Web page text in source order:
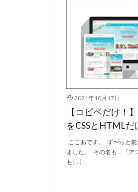
2021年10月17日
【コピペだけ！
をCSSとHTMLだ
ここあです。 ず〜っと
ました。 その名も… 「ア
も […]